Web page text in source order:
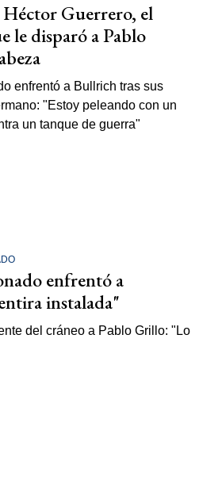
Héctor Guerrero, el
le disparó a Pablo
enfrentó a
instalada"